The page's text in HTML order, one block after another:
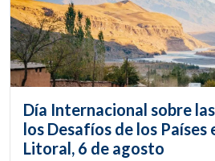
Día Internacional sobre
los Desafíos de los Países
Litoral, 6 de agosto